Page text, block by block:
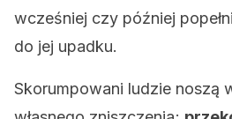
wcześniej czy później
do jej upadku.
Skorumpowani ludzie noszą